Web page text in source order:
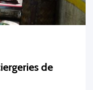
de